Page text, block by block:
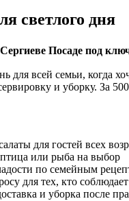
светлого дня
Посаде под
всей семьи, когда
и уборку. За
для гостей всех
или рыба на выбор
по семейным
для тех, кто
и уборка после